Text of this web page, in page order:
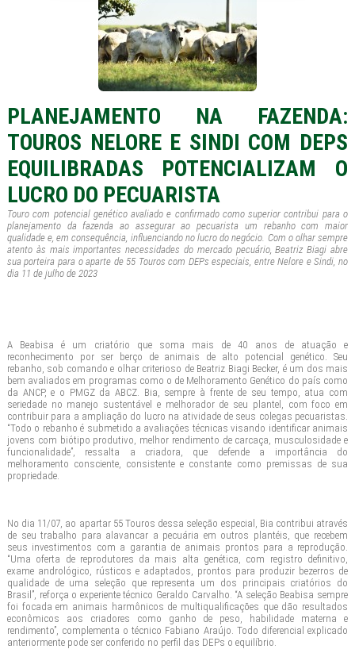
PLANEJAMENTO NA FAZENDA:
TOUROS NELORE E SINDI COM DEPS
EQUILIBRADAS POTENCIALIZAM O
LUCRO DO PECUARISTA
Touro com potencial genético avaliado e confirmado como superior contribui para o
planejamento da fazenda ao assegurar ao pecuarista um rebanho com maior
qualidade e, em consequência, influenciando no lucro do negócio. Com o olhar sempre
atento às mais importantes necessidades do mercado pecuário, Beatriz Biagi abre
sua porteira para o aparte de 55 Touros com DEPs especiais, entre Nelore e Sindi, no
dia 11 de julho de 2023
A Beabisa é um criatório que soma mais de 40 anos de atuação e
reconhecimento por ser berço de animais de alto potencial genético. Seu
rebanho, sob comando e olhar criterioso de Beatriz Biagi Becker, é um dos mais
bem avaliados em programas como o de Melhoramento Genético do país como
da ANCP, e o PMGZ da ABCZ. Bia, sempre à frente de seu tempo, atua com
seriedade no manejo sustentável e melhorador de seu plantel, com foco em
contribuir para a ampliação do lucro na atividade de seus colegas pecuaristas.
“Todo o rebanho é submetido a avaliações técnicas visando identificar animais
jovens com biótipo produtivo, melhor rendimento de carcaça, musculosidade e
funcionalidade”, ressalta a criadora, que defende a importância do
melhoramento consciente, consistente e constante como premissas de sua
propriedade.
No dia 11/07, ao apartar 55 Touros dessa seleção especial, Bia contribui através
de seu trabalho para alavancar a pecuária em outros plantéis, que recebem
seus investimentos com a garantia de animais prontos para a reprodução.
“Uma oferta de reprodutores da mais alta genética, com registro definitivo,
exame andrológico, rústicos e adaptados, prontos para produzir bezerros de
qualidade de uma seleção que representa um dos principais criatórios do
Brasil”, reforça o experiente técnico Geraldo Carvalho. “A seleção Beabisa sempre
foi focada em animais harmônicos de multiqualificações que dão resultados
econômicos aos criadores como ganho de peso, habilidade materna e
rendimento”, complementa o técnico Fabiano Araújo. Todo diferencial explicado
anteriormente pode ser conferido no perfil das DEPs o equilíbrio.